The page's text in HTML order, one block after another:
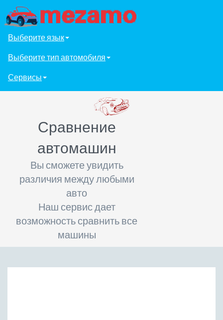
Выберите язык
Выберите тип автомобиля
Сервисы
Сравнение
автомашин
Вы сможете увидить
различия между любыми
авто
Наш сервис дает
возможность сравнить все
машины